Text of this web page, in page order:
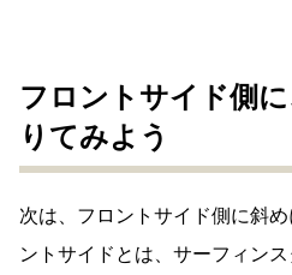
フロントサイド側
りてみよう
次は、フロントサイド側に斜
ントサイドとは、サーフィン